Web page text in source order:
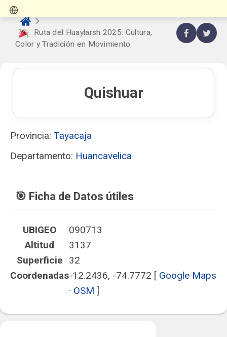
Ruta del Huaylarsh 2025: Cultura,
Color y Tradición en Movimiento
Quishuar
Provincia: Tayacaja
Departamento: Huancavelica
🎯 Ficha de Datos útiles
UBIGEO
090713
Altitud
3137
Superficie
32
Coordenadas-12.2436, -74.7772 [ Google Maps
· OSM ]